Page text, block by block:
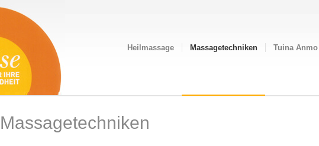
Heilmassage Massagetechniken Tuina Anmo
Massagetechniken